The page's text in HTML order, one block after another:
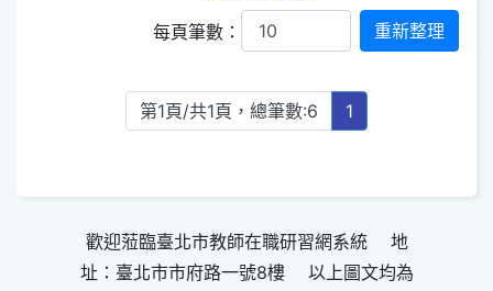
每頁筆數：
第1頁/共1頁，總筆數:6 1
歡迎蒞臨臺北市教師在職研習網系統 地
址：臺北市市府路一號8樓 以上圖文均為